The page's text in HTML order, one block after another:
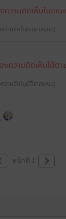
ความคิดเห็นในขณ
วามอัตโนมัติจากระบบ)
งความคิดเห็นได้ต
วามอัตโนมัติจากระบบ)
หน้าที่ 1